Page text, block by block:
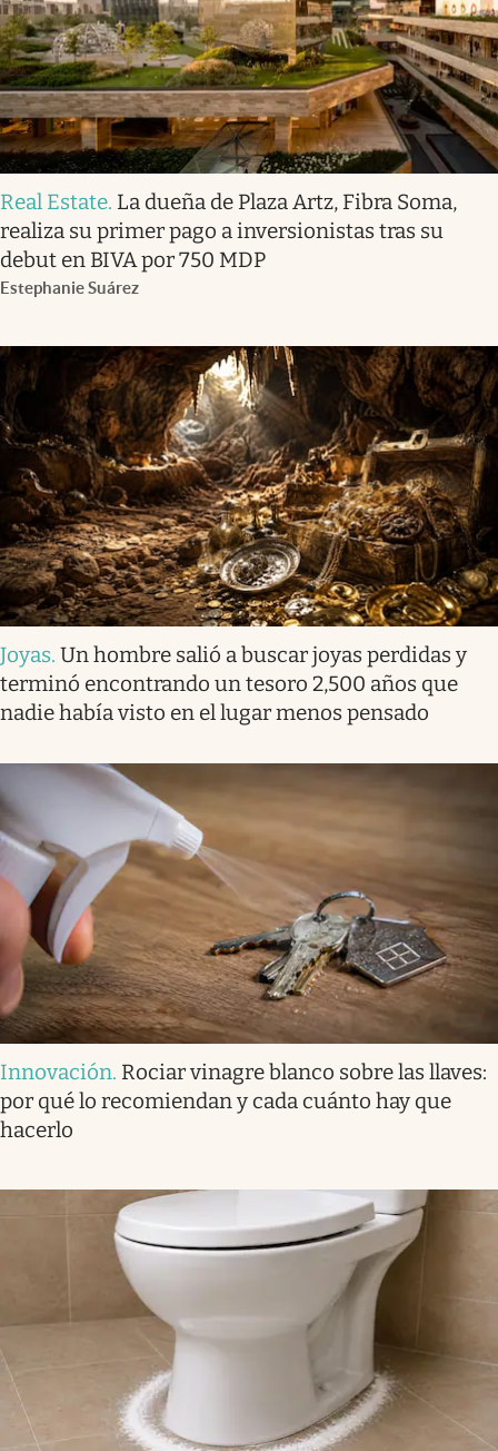
Real Estate. La dueña de Plaza Artz, Fibra Soma,
realiza su primer pago a inversionistas tras su
debut en BIVA por 750 MDP
Estephanie Suárez
Joyas. Un hombre salió a buscar joyas perdidas y
terminó encontrando un tesoro 2,500 años que
nadie había visto en el lugar menos pensado
Innovación. Rociar vinagre blanco sobre las llaves:
por qué lo recomiendan y cada cuánto hay que
hacerlo